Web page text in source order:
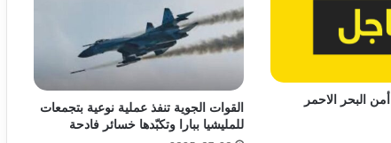
العاملون بمصرف الإدخار يتعرضون لتهجير
قسري .. ما القصة!!
الكشف عن توقيف متهمين بسطو مسلح
بأمدرمان
البحر الاحمر
القوات الجوية تنفذ عملية نوعية بتجمعات
للمليشيا ببارا وتكبّدها خسائر فادحة